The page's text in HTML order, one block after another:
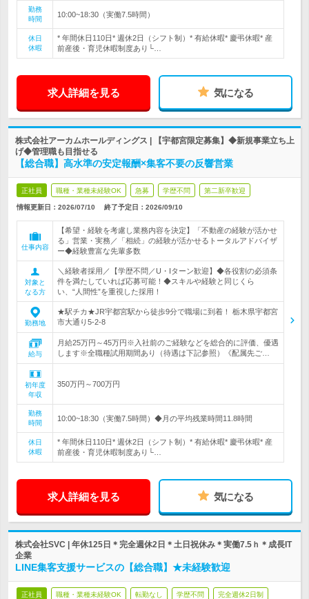
勤務
時間
10:00~18:30（実働7.5時間）
休日
休暇
* 年間休日110日* 週休2日（シフト制）* 有給休暇* 慶弔休暇* 産
前産後・育児休暇制度あり└…
求人詳細を見る 気になる
株式会社アーカムホールディングス | 【宇都宮限定募集】◆新規事業立ち上
げ◆管理職も目指せる
【総合職】高水準の安定報酬×集客不要の反響営業
正社員 職種・業種未経験OK 急募 学歴不問 第二新卒歓迎
情報更新日：2026/07/10 終了予定日： 2026/09/10
仕事内容
【希望・経験を考慮し業務内容を決定】「不動産の経験が活かせ
る」営業・実務／「相続」の経験が活かせるトータルアドバイザ
ー◆経験豊富な先輩多数
対象と
なる方
＼経験者採用／【学歴不問／U・Iターン歓迎】◆各役割の必須条
件を満たしていれば応募可能！◆スキルや経験と同じくら
い、“人間性”を重視した採用！
勤務地
★駅チカ★JR宇都宮駅から徒歩9分で職場に到着！ 栃木県宇都宮
市大通り5-2-8
給与
月給25万円～45万円※入社前のご経験などを総合的に評価、優遇
します※全職種試用期間あり（待遇は下記参照）《配属先ご…
初年度
年収
350万円～700万円
勤務
時間
10:00~18:30（実働7.5時間）◆月の平均残業時間11.8時間
休日
休暇
* 年間休日110日* 週休2日（シフト制）* 有給休暇* 慶弔休暇* 産
前産後・育児休暇制度あり└…
求人詳細を見る 気になる
株式会社SVC | 年休125日＊完全週休2日＊土日祝休み＊実働7.5ｈ＊成長IT
企業
LINE集客支援サービスの【総合職】★未経験歓迎
正社員 職種・業種未経験OK 転勤なし 学歴不問 完全週休2日制